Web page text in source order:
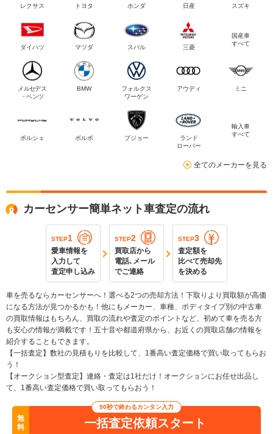
レクサス トヨタ ホンダ 日産 スズキ
ダイハツ マツダ スバル 三菱
国産車
すべて
メルセデス
・ベンツ
BMW
フォルクス
ワーゲン
アウディ ミニ
ポルシェ ボルボ プジョー
ランド
ローバー
輸入車
すべて
全てのメーカーを見る
カーセンサー簡単ネット車査定の流れ
STEP1
愛車情報を
入力して
査定申し込み
STEP2
買取店から
電話､メール
でご連絡
STEP3
査定額を
比べて売却先
を決める
車を売るならカーセンサーへ！選べる2つの売却方法！下取りより買取額が高価
になる方法が見つかるかも！他にもメーカー、車種、ボディタイプ別の中古車
の買取情報はもちろん、買取の流れや査定のポイントなど、初めて車を売る方
も安心の情報が満載です！五十音や都道府県から、お近くの買取店舗の情報を
紹介することもできます。
【一括査定】数社の見積もりを比較して、1番高い査定価格で買い取ってもらお
う！
【オークション型査定】連絡・査定は1社だけ！オークションにお任せ出品し
て、1番高い査定価格で買い取ってもらおう！
無
料
90秒で終わるカンタン入力
一括査定依頼スタート